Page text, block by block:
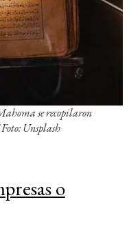
se recopilaron
Foto: Unsplash
o